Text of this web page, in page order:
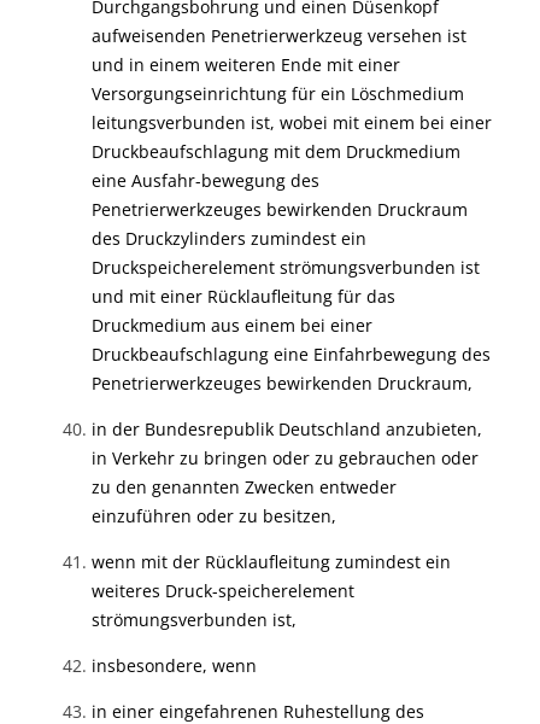
Durchgangsbohrung und einen Düsenkopf
aufweisenden Penetrierwerkzeug versehen ist
und in einem weiteren Ende mit einer
Versorgungseinrichtung für ein Löschmedium
leitungsverbunden ist, wobei mit einem bei einer
Druckbeaufschlagung mit dem Druckmedium
eine Ausfahr-bewegung des
Penetrierwerkzeuges bewirkenden Druckraum
des Druckzylinders zumindest ein
Druckspeicherelement strömungsverbunden ist
und mit einer Rücklaufleitung für das
Druckmedium aus einem bei einer
Druckbeaufschlagung eine Einfahrbewegung des
Penetrierwerkzeuges bewirkenden Druckraum,
in der Bundesrepublik Deutschland anzubieten,
in Verkehr zu bringen oder zu gebrauchen oder
zu den genannten Zwecken entweder
einzuführen oder zu besitzen,
wenn mit der Rücklaufleitung zumindest ein
weiteres Druck-speicherelement
strömungsverbunden ist,
insbesondere, wenn
in einer eingefahrenen Ruhestellung des